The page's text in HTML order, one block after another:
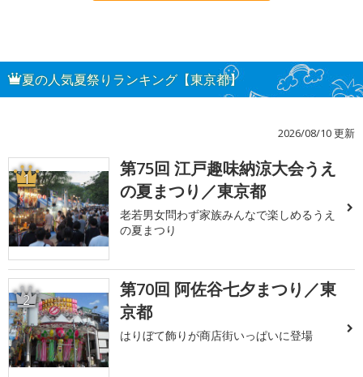
夏の人気夏祭りランキング【東京都】
2026/08/10 更新
1
第75回 江戸趣味納涼大会うえ
の夏まつり／東京都
老若男女問わず家族みんなで楽しめるうえ
の夏まつり
2
第70回 阿佐谷七夕まつり／東
京都
はりぼて飾りが商店街いっぱいに登場